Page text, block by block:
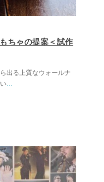
ちゃの提案＜試作
出る上質なウォールナ